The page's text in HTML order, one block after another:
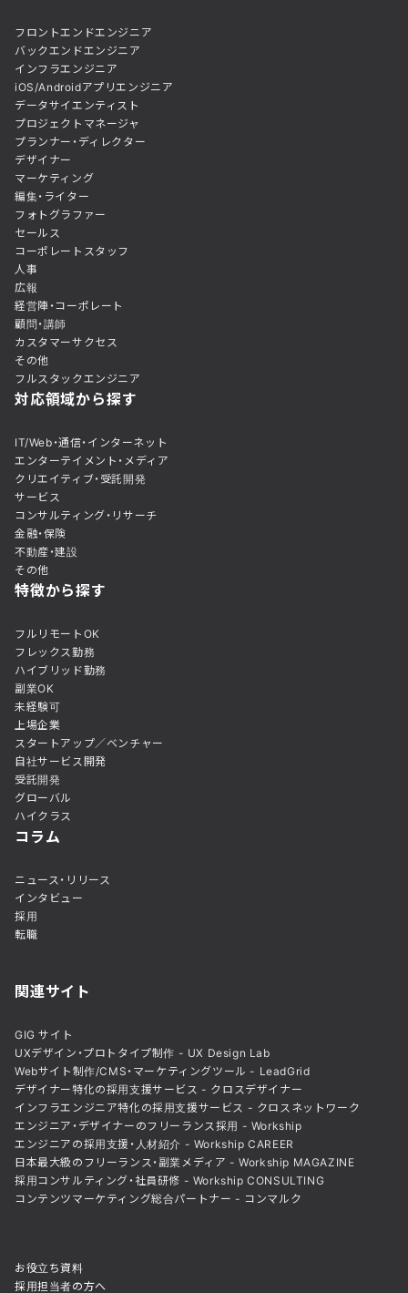
フロントエンドエンジニア
バックエンドエンジニア
インフラエンジニア
iOS/Androidアプリエンジニア
データサイエンティスト
プロジェクトマネージャ
プランナー・ディレクター
デザイナー
マーケティング
編集・ライター
フォトグラファー
セールス
コーポレートスタッフ
人事
広報
経営陣・コーポレート
顧問・講師
カスタマーサクセス
その他
フルスタックエンジニア
対応領域から探す
IT/Web・通信・インターネット
エンターテイメント・メディア
クリエイティブ・受託開発
サービス
コンサルティング・リサーチ
金融・保険
不動産・建設
その他
特徴から探す
フルリモートOK
フレックス勤務
ハイブリッド勤務
副業OK
未経験可
上場企業
スタートアップ／ベンチャー
自社サービス開発
受託開発
グローバル
ハイクラス
コラム
ニュース・リリース
インタビュー
採用
転職
関連サイト
GIG サイト
UXデザイン・プロトタイプ制作 - UX Design Lab
Webサイト制作/CMS・マーケティングツール - LeadGrid
デザイナー特化の採用支援サービス - クロスデザイナー
インフラエンジニア特化の採用支援サービス - クロスネットワーク
エンジニア・デザイナーのフリーランス採用 - Workship
エンジニアの採用支援・人材紹介 - Workship CAREER
日本最大級のフリーランス・副業メディア - Workship MAGAZINE
採用コンサルティング・社員研修 - Workship CONSULTING
コンテンツマーケティング総合パートナー - コンマルク
お役立ち資料
採用担当者の方へ